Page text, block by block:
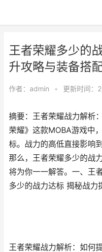
王者荣耀多少的
升攻略与装备搭
作者： admin • 更新时间：
摘要：王者荣耀战力解析
荣耀》这款MOBA游戏中
标。战力的高低直接影响
那么，王者荣耀多少的战
将为你一一解答。一、王
多少的战力达标 揭秘战力
王者荣耀战力解析：如何